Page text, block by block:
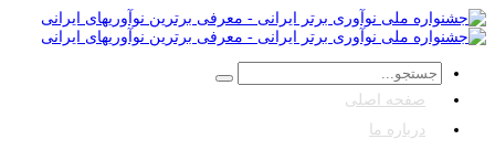
صفحه اصلی
درباره ما